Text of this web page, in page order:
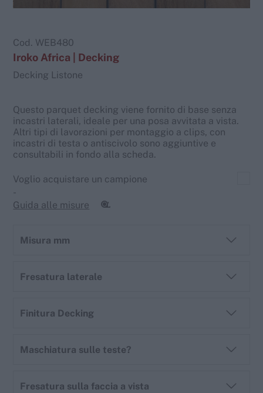
Cod. WEB480
Iroko Africa | Decking
Decking Listone
Questo parquet decking viene fornito di base senza
incastri laterali, ideale per una posa avvitata a vista.
Altri tipi di lavorazioni per montaggio a clips, con
incastri di testa o antiscivolo sono aggiuntive e
consultabili in fondo alla scheda.
Voglio acquistare un campione
-
Guida alle misure
Misura mm
Fresatura laterale
Finitura Decking
Maschiatura sulle teste?
Fresatura sulla faccia a vista